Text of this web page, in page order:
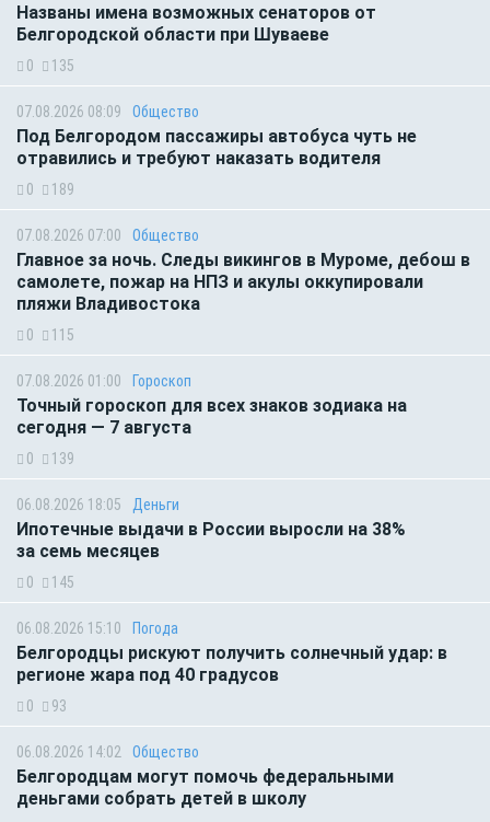
Названы имена возможных сенаторов от
Белгородской области при Шуваеве
0 135
07.08.2026 08:09 Общество
Под Белгородом пассажиры автобуса чуть не
отравились и требуют наказать водителя
0 189
07.08.2026 07:00 Общество
Главное за ночь. Следы викингов в Муроме, дебош в
самолете, пожар на НПЗ и акулы оккупировали
пляжи Владивостока
0 115
07.08.2026 01:00 Гороскоп
Точный гороскоп для всех знаков зодиака на
сегодня — 7 августа
0 139
06.08.2026 18:05 Деньги
Ипотечные выдачи в России выросли на 38%
за семь месяцев
0 145
06.08.2026 15:10 Погода
Белгородцы рискуют получить солнечный удар: в
регионе жара под 40 градусов
0 93
06.08.2026 14:02 Общество
Белгородцам могут помочь федеральными
деньгами собрать детей в школу